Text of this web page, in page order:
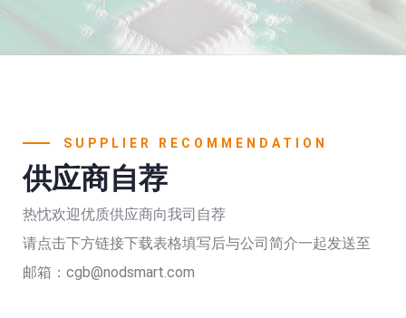
SUPPLIER RECOMMENDATION
供应商自荐
热忱欢迎优质供应商向我司自荐
请点击下方链接下载表格填写后与公司简介一起发送至
邮箱：cgb@nodsmart.com